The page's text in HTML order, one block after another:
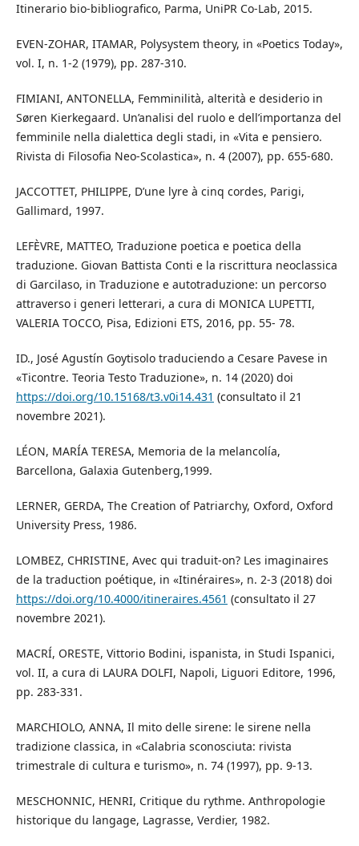
Itinerario bio-bibliografico, Parma, UniPR Co-Lab, 2015.
EVEN-ZOHAR, ITAMAR, Polysystem theory, in «Poetics Today»,
vol. I, n. 1-2 (1979), pp. 287-310.
FIMIANI, ANTONELLA, Femminilità, alterità e desiderio in
Søren Kierkegaard. Un’analisi del ruolo e dell’importanza del
femminile nella dialettica degli stadi, in «Vita e pensiero.
Rivista di Filosofia Neo-Scolastica», n. 4 (2007), pp. 655-680.
JACCOTTET, PHILIPPE, D’une lyre à cinq cordes, Parigi,
Gallimard, 1997.
LEFÈVRE, MATTEO, Traduzione poetica e poetica della
traduzione. Giovan Battista Conti e la riscrittura neoclassica
di Garcilaso, in Traduzione e autotraduzione: un percorso
attraverso i generi letterari, a cura di MONICA LUPETTI,
VALERIA TOCCO, Pisa, Edizioni ETS, 2016, pp. 55- 78.
ID., José Agustín Goytisolo traduciendo a Cesare Pavese in
«Ticontre. Teoria Testo Traduzione», n. 14 (2020) doi
https://doi.org/10.15168/t3.v0i14.431 (consultato il 21
novembre 2021).
LÉON, MARÍA TERESA, Memoria de la melancolía,
Barcellona, Galaxia Gutenberg,1999.
LERNER, GERDA, The Creation of Patriarchy, Oxford, Oxford
University Press, 1986.
LOMBEZ, CHRISTINE, Avec qui traduit-on? Les imaginaires
de la traduction poétique, in «Itinéraires», n. 2-3 (2018) doi
https://doi.org/10.4000/itineraires.4561 (consultato il 27
novembre 2021).
MACRÍ, ORESTE, Vittorio Bodini, ispanista, in Studi Ispanici,
vol. II, a cura di LAURA DOLFI, Napoli, Liguori Editore, 1996,
pp. 283-331.
MARCHIOLO, ANNA, Il mito delle sirene: le sirene nella
tradizione classica, in «Calabria sconosciuta: rivista
trimestrale di cultura e turismo», n. 74 (1997), pp. 9-13.
MESCHONNIC, HENRI, Critique du rythme. Anthropologie
historique du langage, Lagrasse, Verdier, 1982.